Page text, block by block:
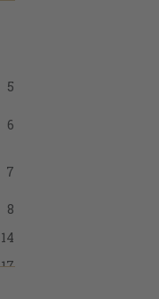
5
6
7
8
14
17